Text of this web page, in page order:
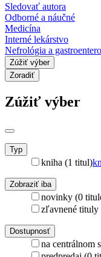
Sledovať autora
Odborné a náučné
Medicína
Interné lekárstvo
Nefrológia a
Zúžiť výber
Zoradiť
Zúžiť výber
Typ
kniha (1 titul)
Zobraziť iba
novinky (0
zľavnené
Dostupnosť
na centrálnom